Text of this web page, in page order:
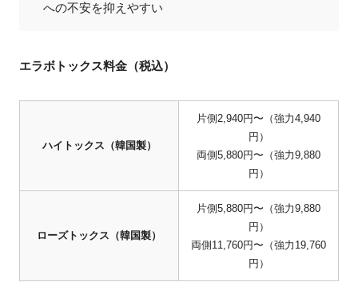
への不安を抑えやすい
エラボトックス料金（税込）
ハイトックス（韓国製）
片側2,940円〜（強力4,940
円）
両側5,880円〜（強力9,880
円）
ローズトックス（韓国製）
片側5,880円〜（強力9,880
円）
両側11,760円〜（強力19,760
円）